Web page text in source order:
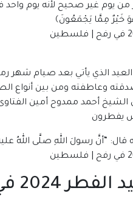
من يوم غير صحيح لأنه يوم
خَيْرٌ مِمَّا يَجْمَعُونَ﴾
الذي يأتي بعد صيام شهر
وعاطفته ومن بين أنواع
الشيخ أحمد ممدوح أمين
يفطرون
“أنَّ رسولَ اللهِ صلَّى اللهُ
في رفح | فلسطين